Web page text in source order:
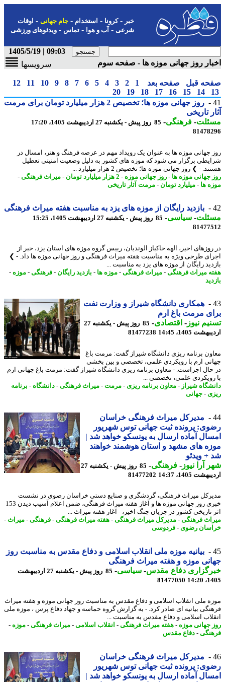
-کرونا-استخدام- جام جهانی-اوقات
شرعی-آب و هوا-تماس-ویدئوهای ورزشی
09:03 | 1405/5/19
روز جهانی موزه ها - صفحه سوم
سرویسها
قبل صفحه بعد 1
2
3
4
5
6
7
8
9
10
11
12
14
15
16
17
18
19
20
روز جهانی موزه ها؛ تخصیص 2 هزار میلیارد تومان برای مرمت
تاریخی
-فرهنگی-85 روز پیش - یکشنبه 27 اردیبهشت 1405، 17:20
جهانی موزه ها به عنوان یک رویداد مهم در عرصه فرهنگ و هنر، امسال در
برگزار می شود که موزه های کشور به دلیل وضعیت امنیتی تعطیل
- ❯ روز جهانی موزه ها؛ تخصیص 2 هزار میلیارد ...
جهانی موزه ها - روز جهانی موزه-2 هزار میلیارد تومان -میراث فرهنگی-
ها - میلیارد تومان-مرمت آثار تاریخی
بازدید رایگان از موزه های یزد به مناسبت هفته میراث فرهنگی
-سیاسی-85 روز پیش - یکشنبه 27 اردیبهشت 1405، 15:25
اخیر، الهه خاکباز الوندیان، رییس گروه موزه های استان یزد، خبر از
طرحی ویژه به مناسبت هفته میراث فرهنگی و روز جهانی موزه ها داد. - ❯
رایگان از موزه های یزد به مناسبت ...
میراث فرهنگی-میراث فرهنگی-موزه ها - بازدید رایگان -فرهنگی-موزه-
همکاری دانشگاه شیراز و وزارت نفت
مرمت باغ ارم
نیوز-اقتصادی-
85 روز پیش - یکشنبه 27
1405، 14:45
81477238
برنامه ریزی دانشگاه شیراز گفت: مرمت باغ
ارم با رویکردی علمی، تخصصی و بین بخشی
اجراست. - معاون برنامه ریزی دانشگاه شیراز گفت: مرمت باغ جهانی ارم
علمی، تخصصی ...
شیراز- معاون برنامه ریزی - مرمت -میراث فرهنگی-دانشگاه-برنامه
- جهانی
مدیرکل میراث فرهنگی خراسان
پرونده ثبت جهانی توس شهریور
آماده ارسال به یونسکو خواهد شد |
های مشهد و استان هوشمند خواهند
+ ویدئو
آرا نیوز-فرهنگی-
85 روز پیش - یکشنبه 27
1405، 14:37
81477202
میراث فرهنگی، گردشگری و صنایع دستی خراسان رضوی در نشست
خبری روز جهانی موزه ها و آغاز هفته میراث فرهنگی، ضمن اعلام آسیب دیدن 153
تاریخی کشور در جریان جنگ اخیر، - آغاز هفته میراث ...
فرهنگی-مدیرکل میراث فرهنگی-هفته میراث فرهنگی-فرهنگی-میراث-
رضوی-فردوسی
بیانیه موزه ملی انقلاب اسلامی و دفاع مقدس به مناسبت روز
موزه و هفته میراث فرهنگی
دفاع مقدس-سیاسی-
85 روز پیش - یکشنبه 27 اردیبهشت
81477050
ملی انقلاب اسلامی و دفاع مقدس به مناسبت روز جهانی موزه و هفته میراث
بیانیه ای صادر کرد. - به گزارش گروه حماسه و جهاد دفاع پرس ، موزه ملی
اسلامی و دفاع مقدس به مناسبت ...
جهانی موزه-هفته میراث فرهنگی-انقلاب اسلامی-میراث فرهنگی-موزه-
-دفاع مقدس
مدیرکل میراث فرهنگی خراسان
پرونده ثبت جهانی توس شهریور
آماده ارسال به یونسکو خواهد شد |